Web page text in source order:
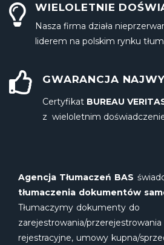
WIELOLETNIE
Nasza firma działa
liderem na polskim rynku
GWARANCJA
Certyfikat BUREAU
z wieloletnim
Agencja Tłumaczeń BAS
tłumaczenia dokumentów
Tłumaczymy dokumenty do
zarejestrowania/
rejestracyjne, umowy kupna/